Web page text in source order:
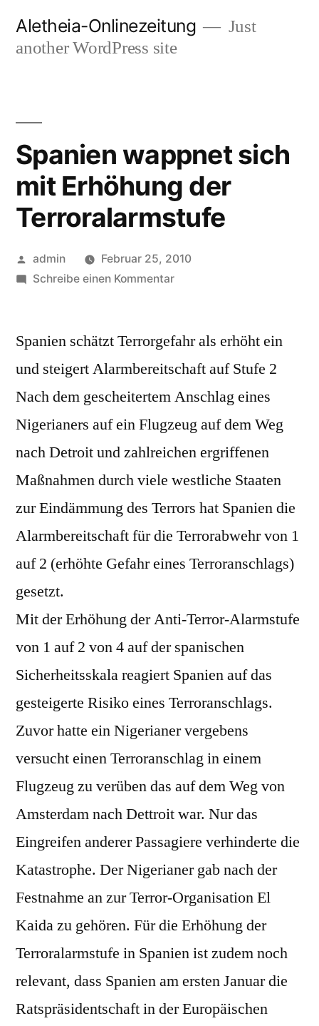
Inhalt
Aletheia-Onlinezeitung
Just
another WordPress site
Spanien wappnet sich
mit Erhöhung der
Terroralarmstufe
Veröffentlicht
von
admin
Februar 25, 2010
Schreibe einen Kommentarzu
sich
Erhöhung
der
Terroralarmstufe
Spanien schätzt Terrorgefahr als erhöht ein
und steigert Alarmbereitschaft auf Stufe 2
Nach dem gescheitertem Anschlag eines
Nigerianers auf ein Flugzeug auf dem Weg
nach Detroit und zahlreichen ergriffenen
Maßnahmen durch viele westliche Staaten
zur Eindämmung des Terrors hat Spanien die
Alarmbereitschaft für die Terrorabwehr von 1
auf 2 (erhöhte Gefahr eines Terroranschlags)
gesetzt.
Mit der Erhöhung der Anti-Terror-Alarmstufe
von 1 auf 2 von 4 auf der spanischen
Sicherheitsskala reagiert Spanien auf das
gesteigerte Risiko eines Terroranschlags.
Zuvor hatte ein Nigerianer vergebens
versucht einen Terroranschlag in einem
Flugzeug zu verüben das auf dem Weg von
Amsterdam nach Dettroit war. Nur das
Eingreifen anderer Passagiere verhinderte die
Katastrophe. Der Nigerianer gab nach der
Festnahme an zur Terror-Organisation El
Kaida zu gehören. Für die Erhöhung der
Terroralarmstufe in Spanien ist zudem noch
relevant, dass Spanien am ersten Januar die
Ratspräsidentschaft in der Europäischen